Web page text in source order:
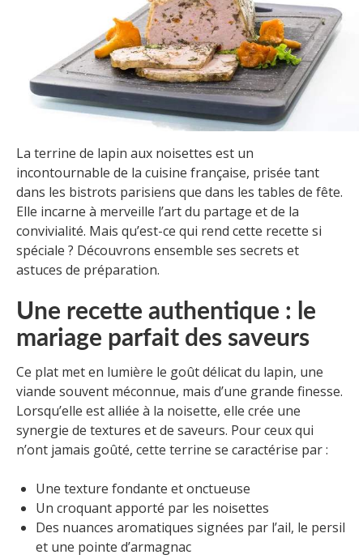
La terrine de lapin aux noisettes est un
incontournable de la cuisine française, prisée tant
dans les bistrots parisiens que dans les tables de fête.
Elle incarne à merveille l’art du partage et de la
convivialité. Mais qu’est-ce qui rend cette recette si
spéciale ? Découvrons ensemble ses secrets et
astuces de préparation.
Une recette authentique : le
mariage parfait des saveurs
Ce plat met en lumière le goût délicat du lapin, une
viande souvent méconnue, mais d’une grande finesse.
Lorsqu’elle est alliée à la noisette, elle crée une
synergie de textures et de saveurs. Pour ceux qui
n’ont jamais goûté, cette terrine se caractérise par :
Une texture fondante et onctueuse
Un croquant apporté par les noisettes
Des nuances aromatiques signées par l’ail, le persil
et une pointe d’armagnac